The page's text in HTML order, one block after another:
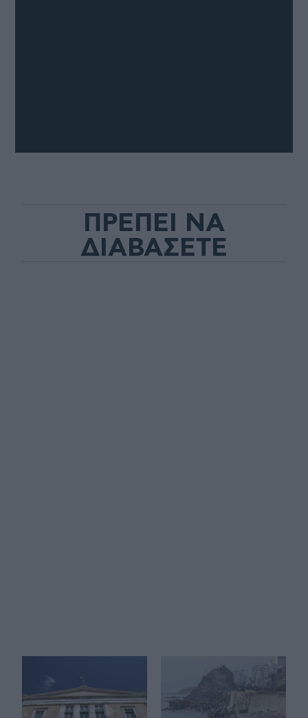
ΠΡΕΠΕΙ ΝΑ
ΔΙΑΒΑΣΕΤΕ